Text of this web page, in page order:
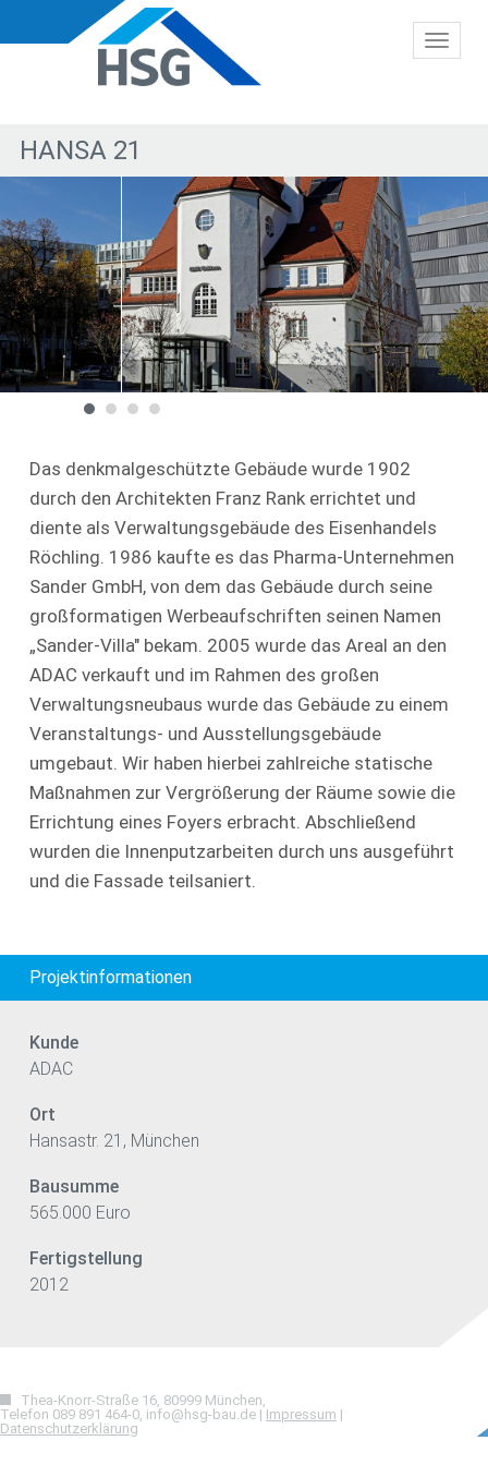
HANSA 21
Das denkmalgeschützte Gebäude wurde 1902
durch den Architekten Franz Rank errichtet und
diente als Verwaltungsgebäude des Eisenhandels
Röchling. 1986 kaufte es das Pharma-Unternehmen
Sander GmbH, von dem das Gebäude durch seine
großformatigen Werbeaufschriften seinen Namen
„Sander-Villa" bekam. 2005 wurde das Areal an den
ADAC verkauft und im Rahmen des großen
Verwaltungsneubaus wurde das Gebäude zu einem
Veranstaltungs- und Ausstellungsgebäude
umgebaut. Wir haben hierbei zahlreiche statische
Maßnahmen zur Vergrößerung der Räume sowie die
Errichtung eines Foyers erbracht. Abschließend
wurden die Innenputzarbeiten durch uns ausgeführt
und die Fassade teilsaniert.
Projektinformationen
Kunde
ADAC
Ort
Hansastr. 21, München
Bausumme
565.000 Euro
Fertigstellung
2012
Thea-Knorr-Straße 16, 80999 München,
Telefon 089 891 464-0, info@hsg-bau.de | Impressum |
Datenschutzerklärung